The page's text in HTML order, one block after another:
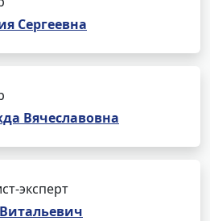
Сергеевна
Вячеславовна
эксперт